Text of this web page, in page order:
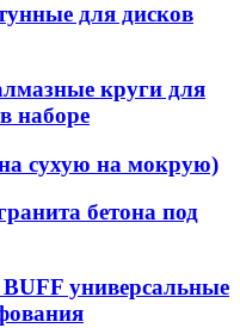
для дисков
круги для
наборе
сухую на мокрую)
бетона под
универсальные